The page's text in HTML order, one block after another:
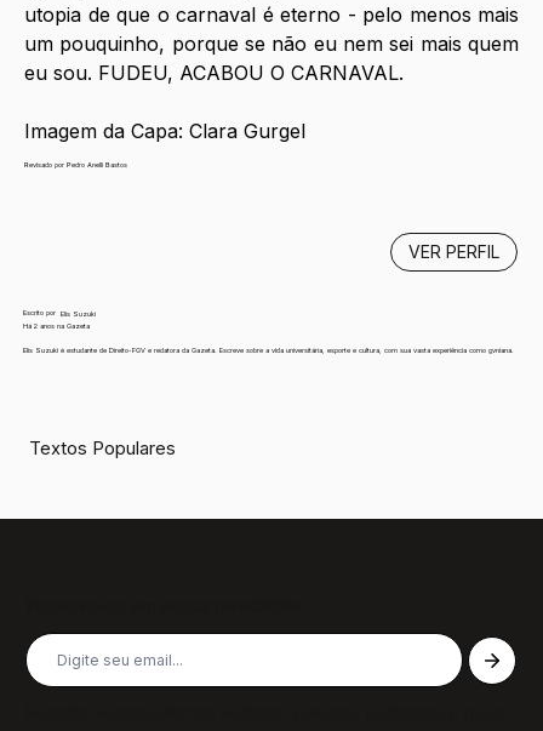
utopia de que o carnaval é eterno - pelo menos mais
um pouquinho, porque se não eu nem sei mais quem
eu sou. FUDEU, ACABOU O CARNAVAL.
Imagem da Capa: Clara Gurgel
Revisado por Pedro Anelli Bastos
Escrito por
Elis Suzuki
Há 2 anos na Gazeta
Elis Suzuki é estudante de Direito-FGV e redatora da Gazeta. Escreve sobre a vida universitária, esporte e cultura, com sua vasta experiência como gvniana.
VER PERFIL
Textos Populares